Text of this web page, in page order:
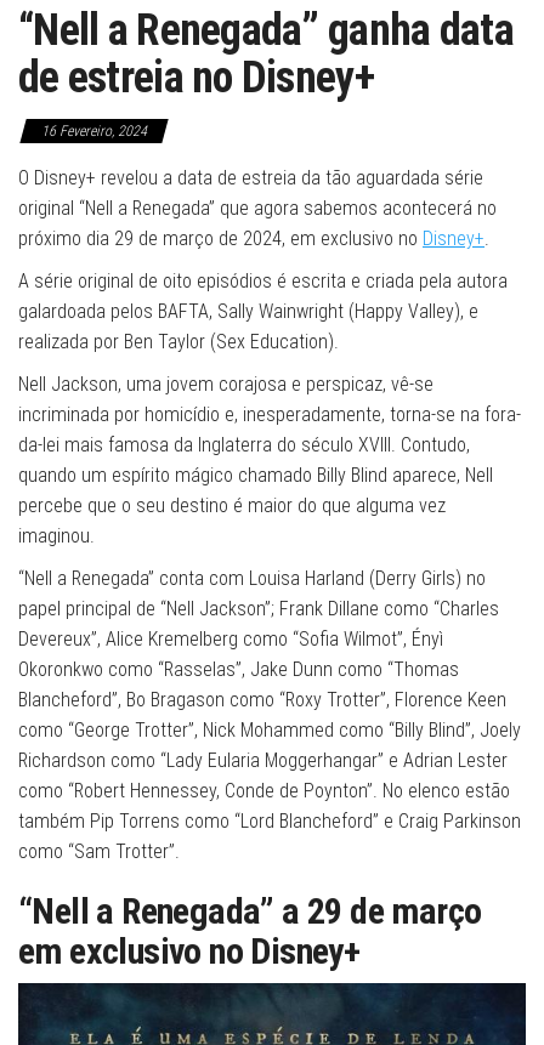
“Nell a Renegada” ganha data
de estreia no Disney+
16 Fevereiro, 2024
O Disney+ revelou a data de estreia da tão aguardada série
original “Nell a Renegada” que agora sabemos acontecerá no
próximo dia 29 de março de 2024, em exclusivo no Disney+.
A série original de oito episódios é escrita e criada pela autora
galardoada pelos BAFTA, Sally Wainwright (Happy Valley), e
realizada por Ben Taylor (Sex Education).
Nell Jackson, uma jovem corajosa e perspicaz, vê-se
incriminada por homicídio e, inesperadamente, torna-se na fora-
da-lei mais famosa da Inglaterra do século XVIII. Contudo,
quando um espírito mágico chamado Billy Blind aparece, Nell
percebe que o seu destino é maior do que alguma vez
imaginou.
“Nell a Renegada” conta com Louisa Harland (Derry Girls) no
papel principal de “Nell Jackson”; Frank Dillane como “Charles
Devereux”, Alice Kremelberg como “Sofia Wilmot”, Ényì
Okoronkwo como “Rasselas”, Jake Dunn como “Thomas
Blancheford”, Bo Bragason como “Roxy Trotter”, Florence Keen
como “George Trotter”, Nick Mohammed como “Billy Blind”, Joely
Richardson como “Lady Eularia Moggerhangar” e Adrian Lester
como “Robert Hennessey, Conde de Poynton”. No elenco estão
também Pip Torrens como “Lord Blancheford” e Craig Parkinson
como “Sam Trotter”.
“Nell a Renegada” a 29 de março
em exclusivo no Disney+